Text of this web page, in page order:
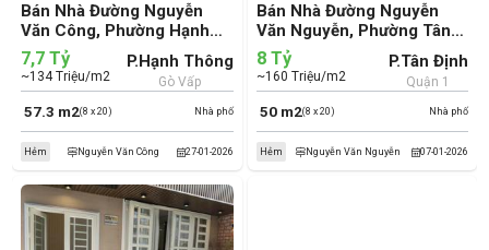
Bán Nhà Đường Nguyễn
Văn Công, Phường Hạnh
Thông, Quận Gò Vấp (cũ)
Nhà phố
57.3 m2(8 x 20)
7,7 Tỷ
~134 Triệu/m2
P.Hạnh Thông
Gò Vấp
27-01-2026
Hẻm Nguyễn Văn Công
Bán Nhà Đường Nguyễn
Văn Nguyễn, Phường Tân
Định, Quận 1 (cũ)
Nhà phố
50 m2(8 x 20)
8 Tỷ
~160 Triệu/m2
P.Tân Định
Quận 1
07-01-2026
Hẻm Nguyễn Văn Nguyễn